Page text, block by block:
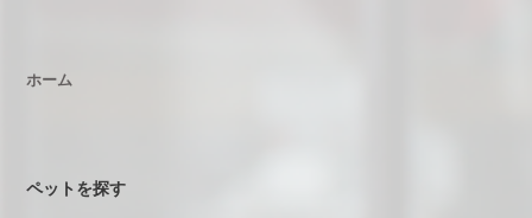
ホーム
ペットを探す